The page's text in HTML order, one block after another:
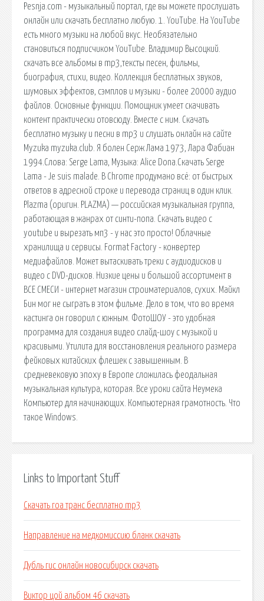
Pesnja.com - музыкальный портал, где вы можете прослушать
онлайн или скачать бесплатно любую. 1. YouTube. На YouTube
есть много музыки на любой вкус. Необязательно
становиться подписчиком YouTube. Владимир Высоцкий.
скачать все альбомы в mp3,тексты песен, фильмы,
биография, стихи, видео. Коллекция бесплатных звуков,
шумовых эффектов, сэмплов и музыки - более 20000 аудио
файлов. Основные функции. Помощник умеет скачивать
контент практически отовсюду. Вместе с ним. Скачать
бесплатно музыку и песни в mp3 и слушать онлайн на сайте
Myzuka myzuka.club. Я болен Серж Лама 1973, Лара Фабиан
1994.Слова: Serge Lama, Музыка: Alice Dona.Скачать Serge
Lama - Je suis malade. В Chrome продумано всё: от быстрых
ответов в адресной строке и перевода страниц в один клик.
Plazma (оригин. PLAZMA) — российская музыкальная группа,
работающая в жанрах от синти-попа. Скачать видео c
youtube и вырезать мп3 - у нас это просто! Облачные
хранилища и сервисы. Format Factory - конвертер
медиафайлов. Может вытаскивать треки с аудиодисков и
видео с DVD-дисков. Низкие цены и большой ассортимент в
ВСЕ СМЕСИ - интернет магазин строиматериалов, сухих. Майкл
Бин мог не сыграть в этом фильме. Дело в том, что во время
кастинга он говорил с южным. ФотоШОУ - это удобная
программа для создания видео слайд-шоу с музыкой и
красивыми. Утилита для восстановления реального размера
фейковых китайских флешек с завышенным. В
средневековую эпоху в Европе сложилась феодальная
музыкальная культура, которая. Все уроки сайта Неумека
Компьютер для начинающих. Компьютерная грамотность. Что
такое Windows.
Links to Important Stuff
Скачать гоа транс бесплатно mp3
Направление на медкомиссию бланк скачать
Дубль гис онлайн новосибирск скачать
Виктор цой альбом 46 скачать